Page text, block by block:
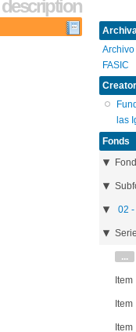
FASIC
las
Fonds
02
...
Item
Item
Item